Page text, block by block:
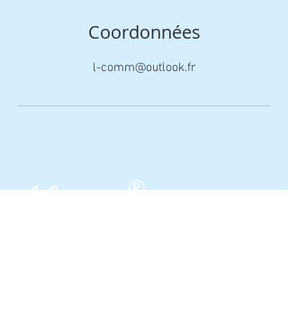
Coordonnées
l-comm@outlook.fr
L-Comm ®